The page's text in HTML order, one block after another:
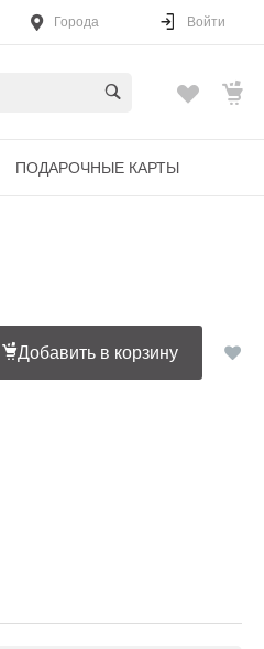
Города Войти
ПОДАРОЧНЫЕ КАРТЫ
Добавить в корзину